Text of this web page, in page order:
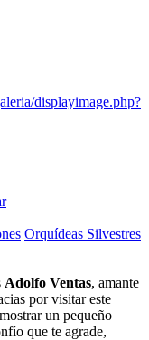
displayimage.php?
Orquídeas Silvestres
Adolfo Ventas, amante
por visitar este
un pequeño
que te agrade,